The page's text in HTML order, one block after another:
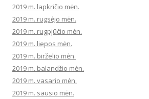
2019 m. lapkričio mėn.
2019 m. rugsėjo mėn.
2019 m. rugpjūčio mėn.
2019 m. liepos mėn.
2019 m. birželio mėn.
2019 m. balandžio mėn.
2019 m. vasario mėn.
2019 m. sausio mėn.